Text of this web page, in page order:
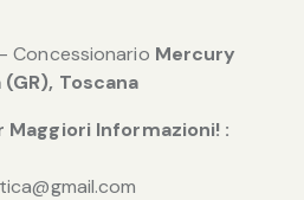
Concessionario Mercury
Toscana
Informazioni! :